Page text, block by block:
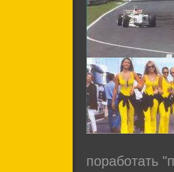
поработать